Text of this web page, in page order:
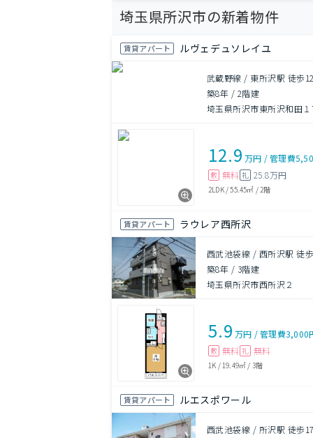
埼玉県所沢市の新着物件
賃貸アパート ルヴェデュソレイユ
武蔵野線 / 東所沢駅 徒歩
築8年 / 2階建
埼玉県所沢市東所沢和田１
12.9 万円 /管理費
敷 無料 礼 25.8万円
2LDK/55.45㎡ / 2階
賃貸アパート ラウレア西所沢
西武池袋線 / 西所沢駅 徒
築8年 / 3階建
埼玉県所沢市西所沢２
5.9 万円 /管理費3,000
敷 無料 礼 無料
1K / 19.49㎡ / 3階
賃貸アパート ルエスポワール
西武池袋線 / 所沢駅 徒歩